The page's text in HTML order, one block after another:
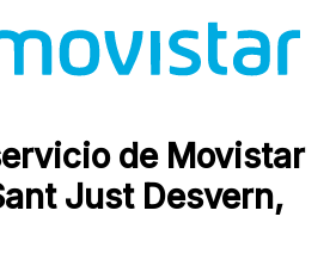
de Movistar
Just Desvern,